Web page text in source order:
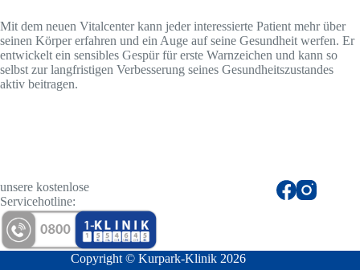
Mit dem neuen Vitalcenter kann jeder interessierte Patient mehr über
seinen Körper erfahren und ein Auge auf seine Gesundheit werfen. Er
entwickelt ein sensibles Gespür für erste Warnzeichen und kann so
selbst zur langfristigen Verbesserung seines Gesundheitszustandes
aktiv beitragen.
unsere kostenlose
Servicehotline:
Copyright © Kurpark-Klinik 2026